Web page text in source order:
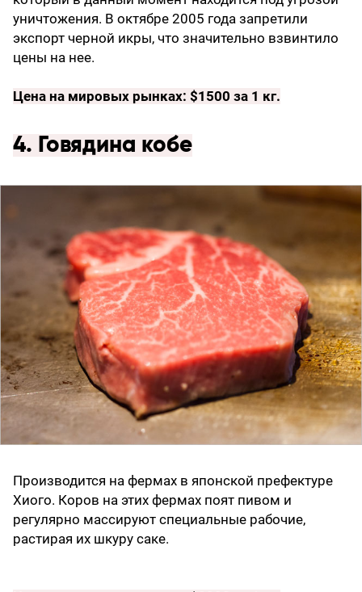
уничтожения. В октябре 2005 года запретили
экспорт черной икры, что значительно взвинтило
цены на нее.
Цена на мировых рынках: $1500 за 1 кг.
4. Говядина кобе
Производится на фермах в японской префектуре
Хиого. Коров на этих фермах поят пивом и
регулярно массируют специальные рабочие,
растирая их шкуру саке.